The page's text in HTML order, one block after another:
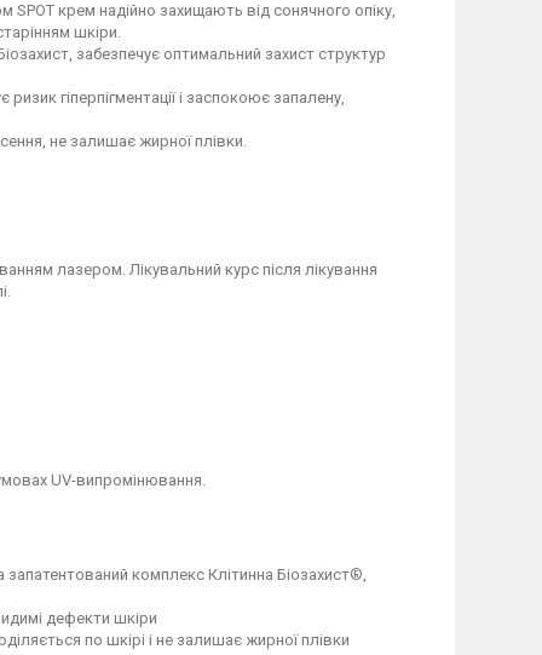
крем надійно захищають від сонячного опіку,
шкіри.
забезпечує оптимальний захист структур
гіперпігментації і заспокоює запалену,
не залишає жирної плівки.
лазером. Лікувальний курс після лікування
UV-випромінювання.
комплекс Клітинна Біозахист®,
дефекти шкіри
по шкірі і не залишає жирної плівки